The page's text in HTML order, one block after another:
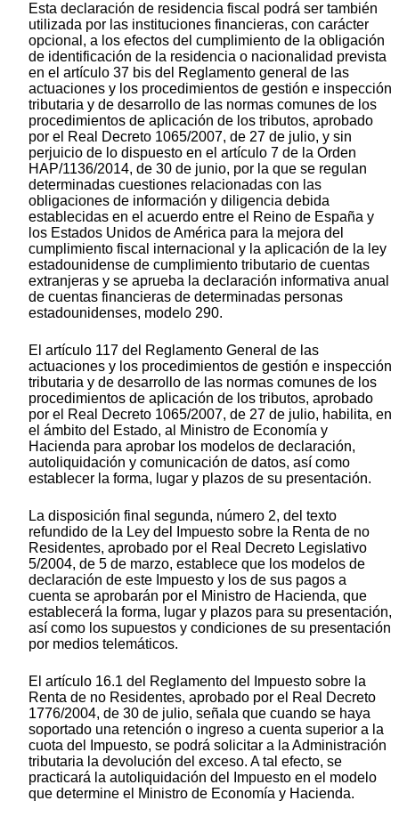
Esta declaración de residencia fiscal podrá ser también
utilizada por las instituciones financieras, con carácter
opcional, a los efectos del cumplimiento de la obligación
de identificación de la residencia o nacionalidad prevista
en el artículo 37 bis del Reglamento general de las
actuaciones y los procedimientos de gestión e inspección
tributaria y de desarrollo de las normas comunes de los
procedimientos de aplicación de los tributos, aprobado
por el Real Decreto 1065/2007, de 27 de julio, y sin
perjuicio de lo dispuesto en el artículo 7 de la Orden
HAP/1136/2014, de 30 de junio, por la que se regulan
determinadas cuestiones relacionadas con las
obligaciones de información y diligencia debida
establecidas en el acuerdo entre el Reino de España y
los Estados Unidos de América para la mejora del
cumplimiento fiscal internacional y la aplicación de la ley
estadounidense de cumplimiento tributario de cuentas
extranjeras y se aprueba la declaración informativa anual
de cuentas financieras de determinadas personas
estadounidenses, modelo 290.
El artículo 117 del Reglamento General de las
actuaciones y los procedimientos de gestión e inspección
tributaria y de desarrollo de las normas comunes de los
procedimientos de aplicación de los tributos, aprobado
por el Real Decreto 1065/2007, de 27 de julio, habilita, en
el ámbito del Estado, al Ministro de Economía y
Hacienda para aprobar los modelos de declaración,
autoliquidación y comunicación de datos, así como
establecer la forma, lugar y plazos de su presentación.
La disposición final segunda, número 2, del texto
refundido de la Ley del Impuesto sobre la Renta de no
Residentes, aprobado por el Real Decreto Legislativo
5/2004, de 5 de marzo, establece que los modelos de
declaración de este Impuesto y los de sus pagos a
cuenta se aprobarán por el Ministro de Hacienda, que
establecerá la forma, lugar y plazos para su presentación,
así como los supuestos y condiciones de su presentación
por medios telemáticos.
El artículo 16.1 del Reglamento del Impuesto sobre la
Renta de no Residentes, aprobado por el Real Decreto
1776/2004, de 30 de julio, señala que cuando se haya
soportado una retención o ingreso a cuenta superior a la
cuota del Impuesto, se podrá solicitar a la Administración
tributaria la devolución del exceso. A tal efecto, se
practicará la autoliquidación del Impuesto en el modelo
que determine el Ministro de Economía y Hacienda.